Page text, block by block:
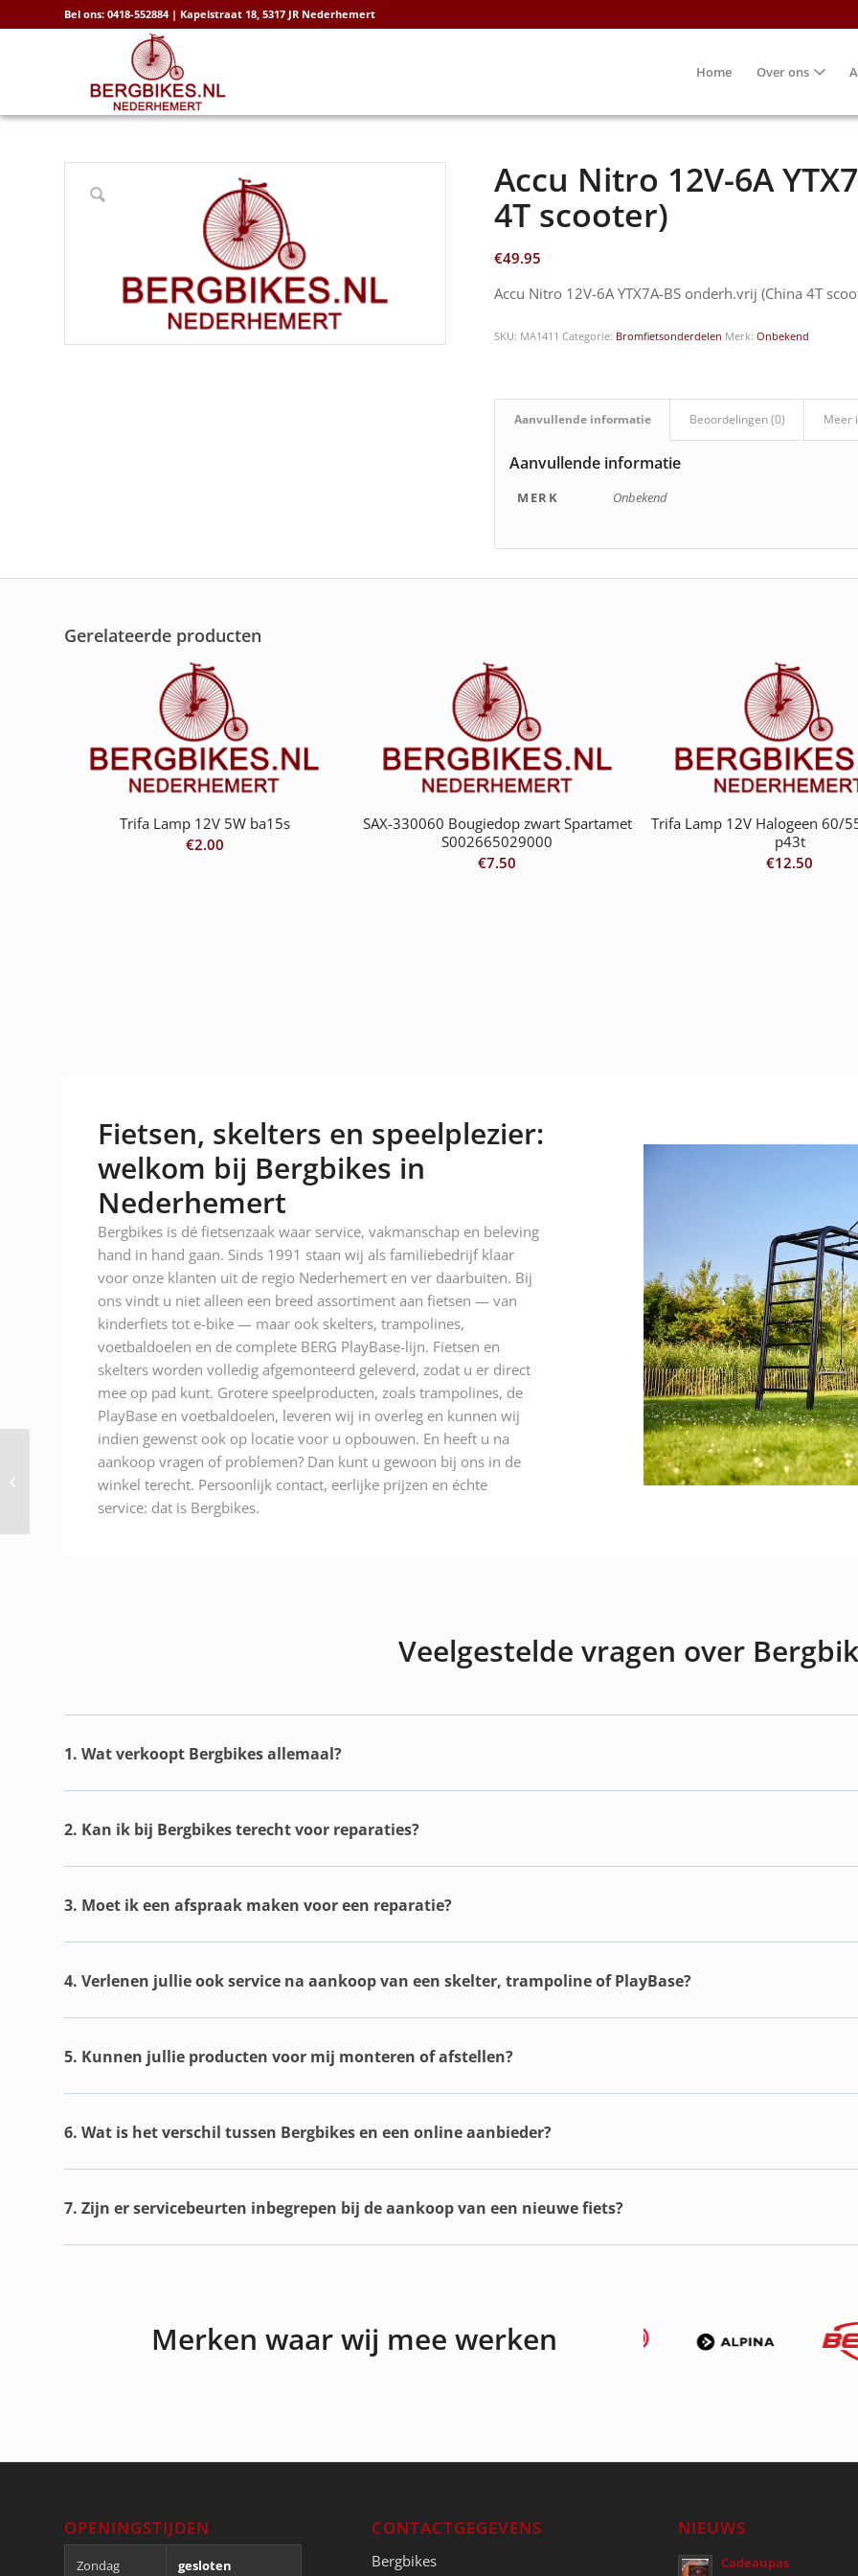
Bel ons: 0418-552884 | Kapelstraat 18, 5317 JR Nederhemert
Home Over ons
Accu Nitro 12V-6A
4T scooter)
€49.95
Accu Nitro 12V-6A YTX7A-BS onderh.vrij (China 4T
SKU: MA1411 Categorie: Bromfietsonderdelen Merk:Onbekend
Aanvullende informatie Beoordelingen (0) Meer
Aanvullende informatie
MERK Onbekend
Gerelateerde producten
Trifa Lamp 12V 5W ba15s
€2.00
SAX-330060 Bougiedop zwart Spartamet
S002665029000
€7.50
Trifa Lamp 12V Halogeen 60/
p43t
€12.50
Fietsen, skelters en speelplezier:
welkom bij Bergbikes in
Nederhemert
Bergbikes is dé fietsenzaak waar service, vakmanschap en beleving
hand in hand gaan. Sinds 1991 staan wij als familiebedrijf klaar
voor onze klanten uit de regio Nederhemert en ver daarbuiten. Bij
ons vindt u niet alleen een breed assortiment aan fietsen — van
kinderfiets tot e-bike — maar ook skelters, trampolines,
voetbaldoelen en de complete BERG PlayBase-lijn. Fietsen en
skelters worden volledig afgemonteerd geleverd, zodat u er direct
mee op pad kunt. Grotere speelproducten, zoals trampolines, de
PlayBase en voetbaldoelen, leveren wij in overleg en kunnen wij
indien gewenst ook op locatie voor u opbouwen. En heeft u na
aankoop vragen of problemen? Dan kunt u gewoon bij ons in de
winkel terecht. Persoonlijk contact, eerlijke prijzen en échte
service: dat is Bergbikes.
Veelgestelde vragen over
1. Wat verkoopt Bergbikes allemaal?
2. Kan ik bij Bergbikes terecht voor reparaties?
3. Moet ik een afspraak maken voor een reparatie?
4. Verlenen jullie ook service na aankoop van een skelter, trampoline of PlayBase?
5. Kunnen jullie producten voor mij monteren of afstellen?
6. Wat is het verschil tussen Bergbikes en een online aanbieder?
7. Zijn er servicebeurten inbegrepen bij de aankoop van een nieuwe fiets?
Merken waar wij mee werken
OPENINGSTIJDEN
Zondag gesloten
CONTACTGEGEVENS
Bergbikes
NIEUWS
Cadeaupas
Trifa Lamp 12V 35/35W ba20d